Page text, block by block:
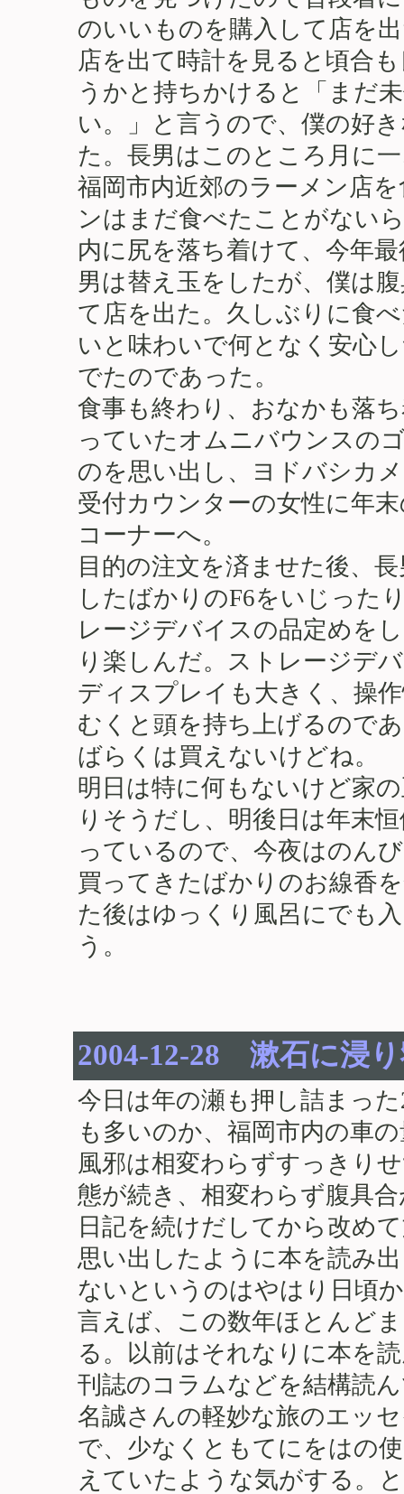
のいいものを購入して店を
店を出て時計を見ると頃合
うかと持ちかけると「まだ
い。」と言うので、僕の好
た。長男はこのところ月に
福岡市内近郊のラーメン店
ンはまだ食べたことがない
内に尻を落ち着けて、今年
男は替え玉をしたが、僕は
て店を出た。久しぶりに食
いと味わいで何となく安心
でたのであった。
食事も終わり、おなかも落
っていたオムニバウンスの
のを思い出し、ヨドバシカ
受付カウンターの女性に年
コーナーへ。
目的の注文を済ませた後、
したばかりのF6をいじった
レージデバイスの品定めを
り楽しんだ。ストレージデ
ディスプレイも大きく、操
むくと頭を持ち上げるので
ばらくは買えないけどね。
明日は特に何もないけど家
りそうだし、明後日は年末
っているので、今夜はのん
買ってきたばかりのお線香
た後はゆっくり風呂にでも
う。
2004-12-28 漱石に浸
今日は年の瀬も押し詰まっ
も多いのか、福岡市内の車
風邪は相変わらずすっきり
態が続き、相変わらず腹具
日記を続けだしてから改め
思い出したように本を読み
ないというのはやはり日頃
言えば、この数年ほとんど
る。以前はそれなりに本を
刊誌のコラムなどを結構読
名誠さんの軽妙な旅のエッ
で、少なくともてにをはの
えていたような気がする。